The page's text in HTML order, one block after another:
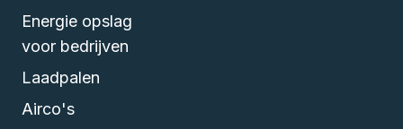
Energie opslag
voor bedrijven
Laadpalen
Airco's